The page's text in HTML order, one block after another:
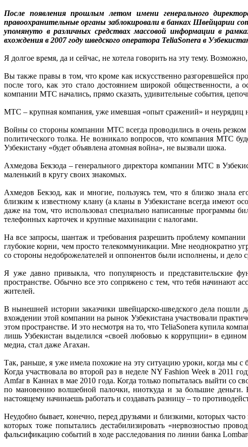
После появления прошлым летом имени генерального
правоохранительные органы заблокировали в банках Швейцарии
упомянуто в различных средствах массовой информации в
вхождения в 2007 году шведского оператора TeliaSonera в
Я долгое время, да и сейчас, не хотела говорить на эту тему.
Вы также правы в том, что кроме как искусственно разгоревшейся
после того, как это стало достоянием широкой общественности, а
компании МТС начались, прямо сказать, удивительные события,
МТС – крупная компания, уже имевшая «опыт сражений» и неурядиц
Войны со стороны компании МТС всегда проводились в очень
политического толка. Не возникало вопросов, что компания МТС
Узбекистану «будет объявлена атомная война», не вызвали шока.
Ахмедова Бекзода – генерального директора компании МТС в
маленький в кругу своих знакомых.
Ахмедов Бекзод, как и многие, пользуясь тем, что я близко знала
близким к известному клану (а кланы в Узбекистане всегда имеют
даже на том, что использовал специально написанные программы
телефонных карточек и крупные махинации с налогами.
На все запросы, шантаж и требования разрешить проблему
глубокие корни, чем просто телекоммуникации. Мне неоднократно
со стороны недоброжелателей и оппонентов были исполнены, и
Я уже давно привыкла, что популярность и представительские
пространстве. Обычно все это сопряжено с тем, что тебя начинают
жителей.
В нынешней истории заказчики швейцарско-шведского дела пошли
вхождении этой компании на рынок Узбекистана участвовали
этом пространстве. И это несмотря на то, что TeliaSonera купила
лишь Узбекистан выделился «своей любовью к коррупции» в
медиа, стал даже Агахан.
Так, раньше, я уже имела похожие на эту ситуацию уроки, когда мы
Когда участвовала во второй раз в неделе NY Fashion Week в 2011
Amfar в Каннах в мае 2010 года. Когда только попыталась выйти со
по мановению волшебной палочки, ниоткуда и за большие деньги.
настоящему начинаешь работать и создавать разницу – то
Неудобно бывает, конечно, перед друзьями и близкими, которых
которых тоже попытались дестабилизировать «нервозностью
фальсификацию событий в ходе расследования по линии банка